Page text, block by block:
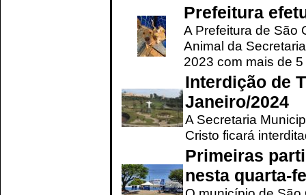
Prefeitura
A Prefeitura de São
Animal da
2023 com mais de 5
Interdição de
Janeiro/2024
A Secretaria
Cristo ficará
Primeiras
nesta quarta-